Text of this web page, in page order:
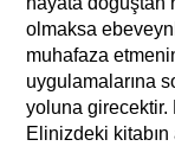
olmaksa
muhafaza
uygulamalarına
yoluna girecektir.
Elinizdeki kitabın